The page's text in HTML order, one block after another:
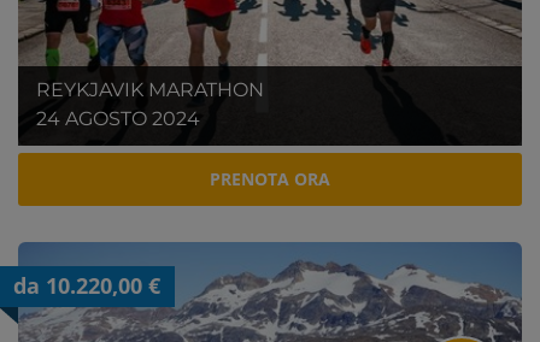
REYKJAVIK MARATHON
24 AGOSTO 2024
PRENOTA ORA
da 10.220,00 €